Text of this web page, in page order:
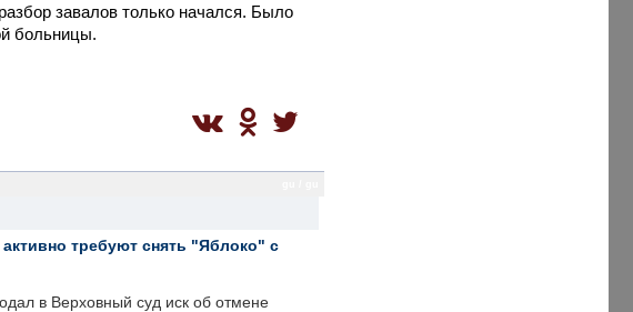
завалов только начался. Было
больницы.
требуют снять "Яблоко" с
в Верховный суд иск об отмене